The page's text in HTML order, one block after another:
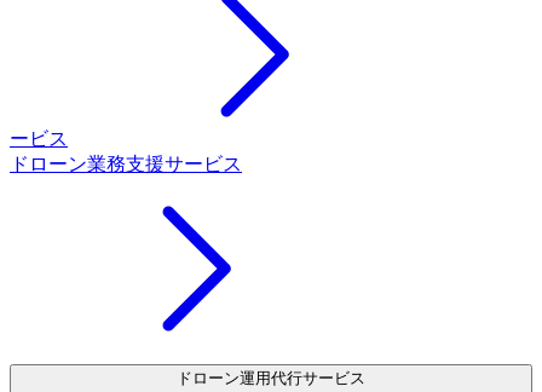
ービス
ドローン業務支援サービス
ドローン運用代行サービス